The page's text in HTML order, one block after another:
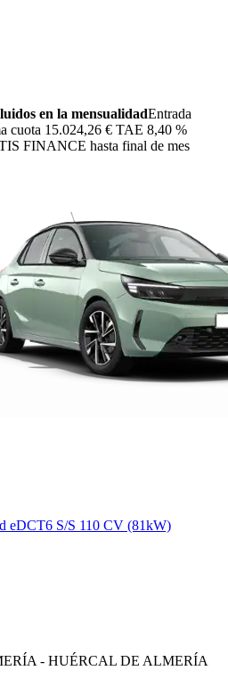
en la mensualidadEntrada
cuota 15.024,26 € TAE 8,40 %
FINANCE hasta final de mes
eDCT6 S/S 110 CV (81kW)
- HUÉRCAL DE ALMERÍA